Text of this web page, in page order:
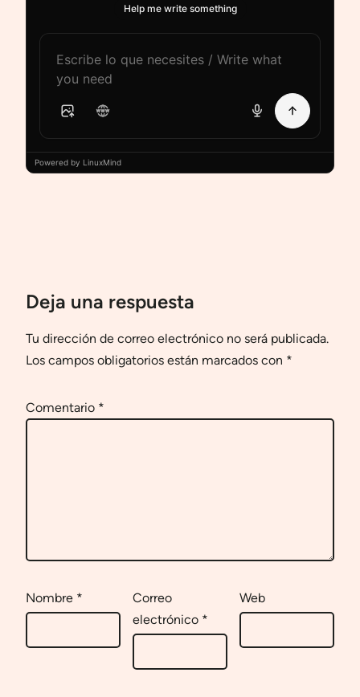
Help me write something
Powered by LinuxMind
Deja una respuesta
Tu dirección de correo electrónico no será publicada.
Los campos obligatorios están marcados con *
Comentario *
Nombre *
Correo
electrónico *
Web